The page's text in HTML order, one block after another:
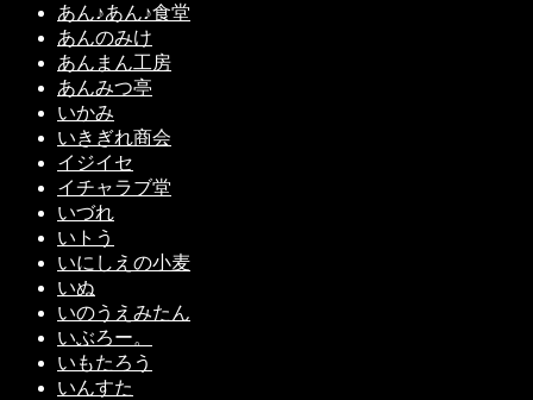
あん♪あん♪食堂
あんのみけ
あんまん工房
あんみつ亭
いかみ
いきぎれ商会
イジイセ
イチャラブ堂
いづれ
いトう
いにしえの小麦
いぬ
いのうえみたん
いぶろー。
いもたろう
いんすた